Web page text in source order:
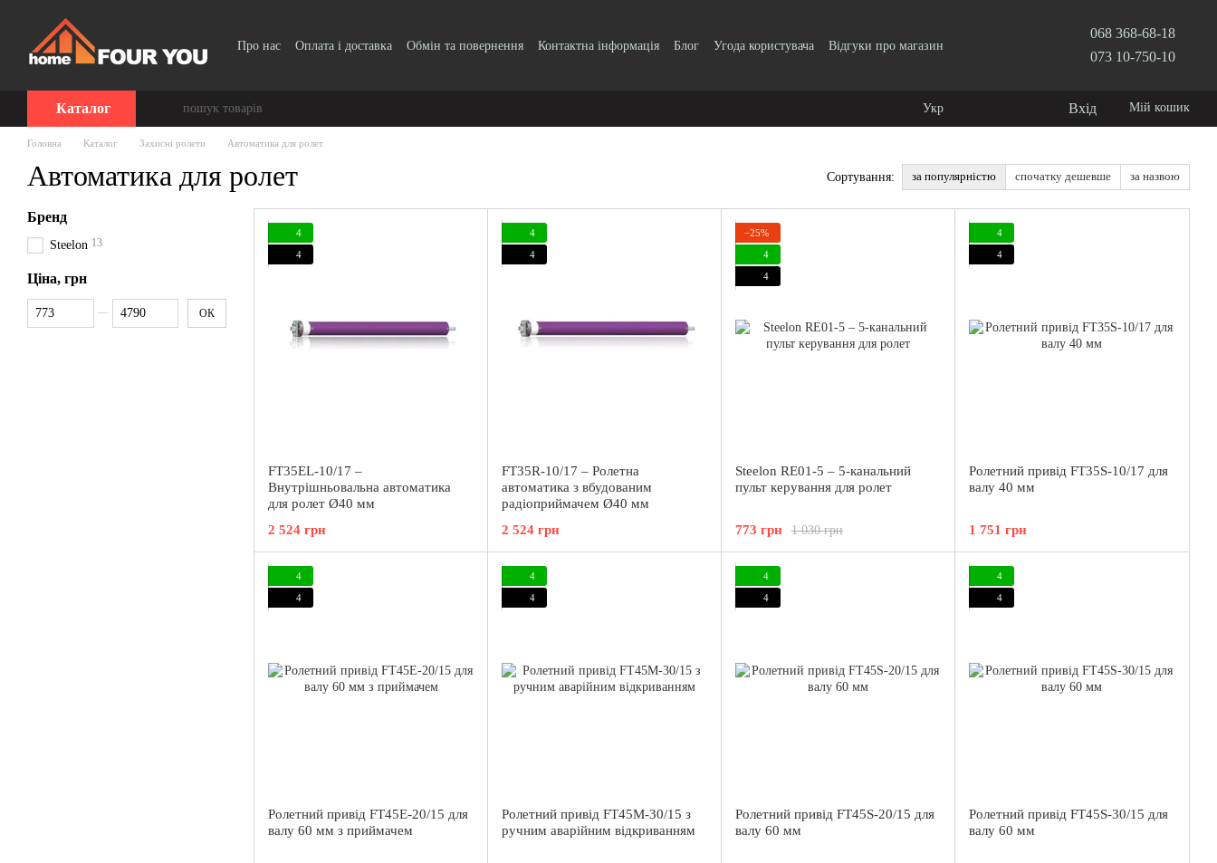
Про нас Оплата і доставка Обмін та повернення Контактна інформація Блог Угода користувача Відгуки про магазин
068 368-68-18
073 10-750-10
Каталог Укр Вхід Мій кошик
Головна Каталог Захисні ролети Автоматика для ролет
Автоматика для ролет Сортування: за популярністю спочатку дешевше за назвою
4
4
FT35EL-10/17 –
Внутрішньовальна автоматика
для ролет Ø40 мм
2 524 грн
4
4
FT35R-10/17 – Ролетна
автоматика з вбудованим
радіоприймачем Ø40 мм
2 524 грн
−25%
4
4
Steelon RE01-5 – 5-канальний
пульт керування для ролет
1 030 грн
773 грн
4
4
Ролетний привід FT35S-10/17 для
валу 40 мм
1 751 грн
4
4
Ролетний привід FT45E-20/15 для
валу 60 мм з приймачем
4
4
Ролетний привід FT45M-30/15 з
ручним аварійним відкриванням
4
4
Ролетний привід FT45S-20/15 для
валу 60 мм
4
4
Ролетний привід FT45S-30/15 для
валу 60 мм
Бренд
Steelon 13
Ціна, грн
Від Ціна, грн
До Ціна, грн
ОК